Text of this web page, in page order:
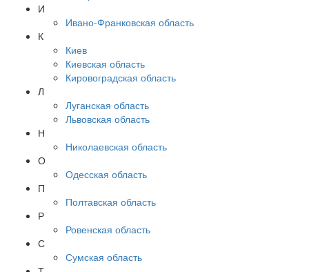
И
Ивано-Франковская область
К
Киев
Киевская область
Кировоградская область
Л
Луганская область
Львовская область
Н
Николаевская область
О
Одесская область
П
Полтавская область
Р
Ровенская область
С
Сумская область